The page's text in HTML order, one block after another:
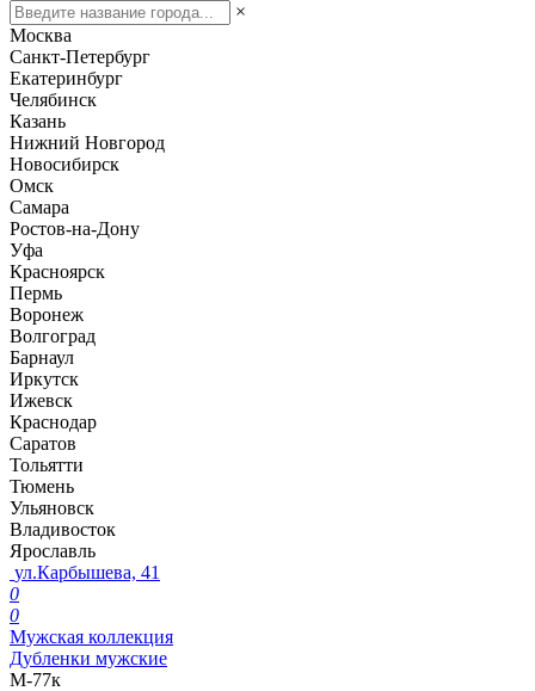
×
Москва
Санкт-Петербург
Екатеринбург
Челябинск
Казань
Нижний Новгород
Новосибирск
Омск
Самара
Ростов-на-Дону
Уфа
Красноярск
Пермь
Воронеж
Волгоград
Барнаул
Иркутск
Ижевск
Краснодар
Саратов
Тольятти
Тюмень
Ульяновск
Владивосток
Ярославль
ул.Карбышева, 41
0
0
Мужская коллекция
Дубленки мужские
М-77к